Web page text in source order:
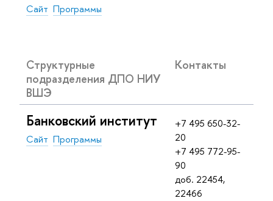
Сайт Программы
Структурные
подразделения ДПО НИУ
ВШЭ
Контакты
Банковский институт
Сайт Программы
+7 495 650-32-
20
+7 495 772-95-
90
доб. 22454,
22466